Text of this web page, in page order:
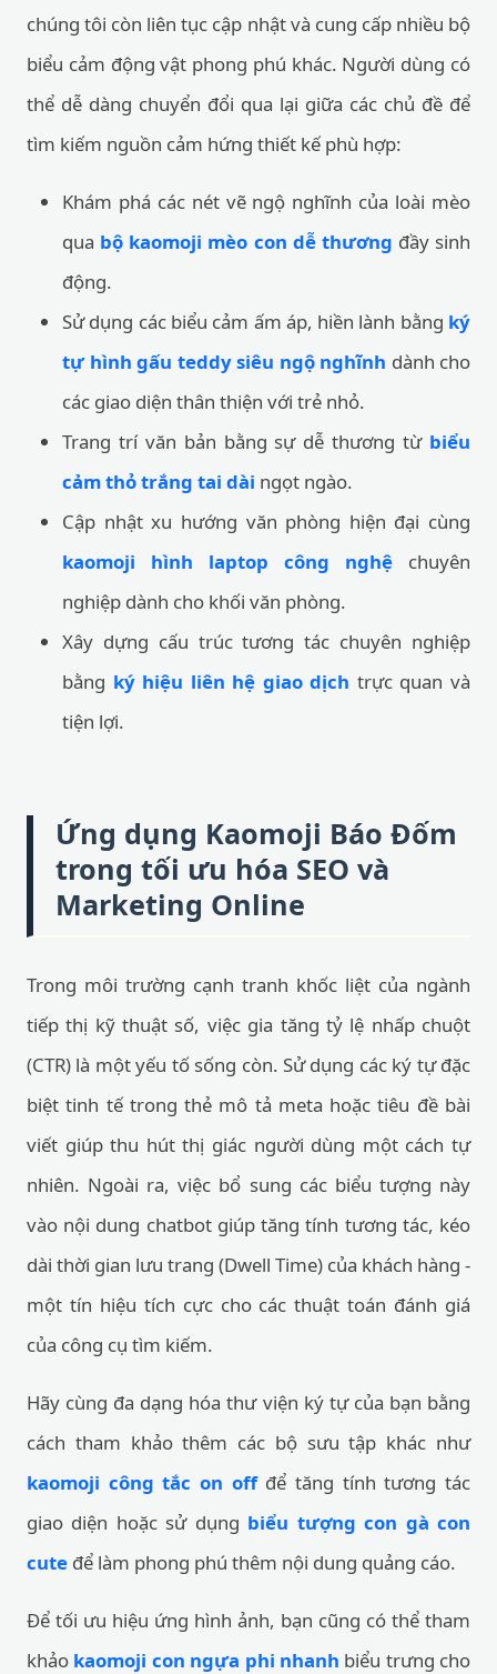
chúng tôi còn liên tục cập nhật và cung cấp nhiều bộ
biểu cảm động vật phong phú khác. Người dùng có
thể dễ dàng chuyển đổi qua lại giữa các chủ đề để
tìm kiếm nguồn cảm hứng thiết kế phù hợp:
Khám phá các nét vẽ ngộ nghĩnh của loài mèo
qua bộ kaomoji mèo con dễ thương đầy sinh
động.
Sử dụng các biểu cảm ấm áp, hiền lành bằng ký
tự hình gấu teddy siêu ngộ nghĩnh dành cho
các giao diện thân thiện với trẻ nhỏ.
Trang trí văn bản bằng sự dễ thương từ biểu
cảm thỏ trắng tai dài ngọt ngào.
Cập nhật xu hướng văn phòng hiện đại cùng
kaomoji hình laptop công nghệ chuyên
nghiệp dành cho khối văn phòng.
Xây dựng cấu trúc tương tác chuyên nghiệp
bằng ký hiệu liên hệ giao dịch trực quan và
tiện lợi.
Ứng dụng Kaomoji Báo Đốm
trong tối ưu hóa SEO và
Marketing Online
Trong môi trường cạnh tranh khốc liệt của ngành
tiếp thị kỹ thuật số, việc gia tăng tỷ lệ nhấp chuột
(CTR) là một yếu tố sống còn. Sử dụng các ký tự đặc
biệt tinh tế trong thẻ mô tả meta hoặc tiêu đề bài
viết giúp thu hút thị giác người dùng một cách tự
nhiên. Ngoài ra, việc bổ sung các biểu tượng này
vào nội dung chatbot giúp tăng tính tương tác, kéo
dài thời gian lưu trang (Dwell Time) của khách hàng -
một tín hiệu tích cực cho các thuật toán đánh giá
của công cụ tìm kiếm.
Hãy cùng đa dạng hóa thư viện ký tự của bạn bằng
cách tham khảo thêm các bộ sưu tập khác như
kaomoji công tắc on offđể tăng tính tương tác
giao diện hoặc sử dụng biểu tượng con gà con
cute để làm phong phú thêm nội dung quảng cáo.
Để tối ưu hiệu ứng hình ảnh, bạn cũng có thể tham
khảo kaomoji con ngựa phi nhanh biểu trưng cho